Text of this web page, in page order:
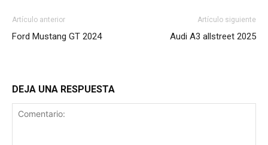
Artículo anterior
Ford Mustang GT 2024
Artículo siguiente
Audi A3 allstreet 2025
DEJA UNA RESPUESTA